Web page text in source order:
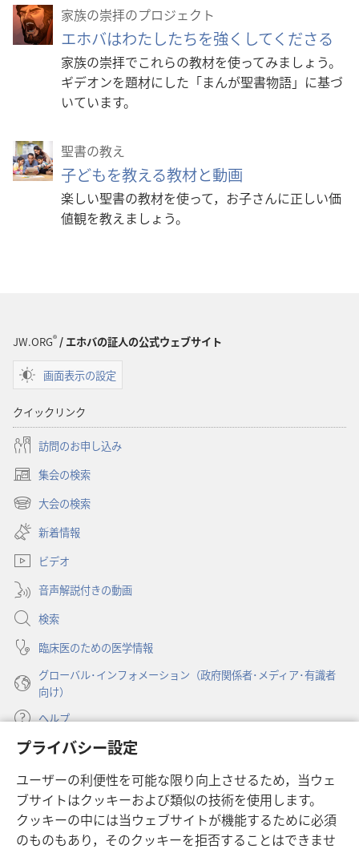
プライバシー設定
ユーザーの利便性を可能な限り向上させるため，当ウェ
ブサイトはクッキーおよび類似の技術を使用します。
クッキーの中には当ウェブサイトが機能するために必須
のものもあり，そのクッキーを拒否することはできませ
家族の崇拝のプロジェクト
エホバはわたしたちを強くしてくださる
家族の崇拝でこれらの教材を使ってみましょう。
ギデオンを題材にした「まんが聖書物語」に基づ
いています。
聖書の教え
子どもを教える教材と動画
楽しい聖書の教材を使って，お子さんに正しい価
値観を教えましょう。
JW.ORG®/ エホバの証人の公式ウェブサイト
画面表示の設定
クイックリンク
訪問のお申し込み
集会の検索
（新
し
タ
で
開
く）
大会の検索
（新
し
い
タ
ブ
で
開
く）
新着情報
ビデオ
音声解説付きの動画
検索
臨床医のための医学情報
グローバル･インフォメーション（政府関係者･メディア･有識者
向け）
ヘルプ
寄付
し
い
タ
ブ
で
ものみの塔 オンライン・ライブラリー
（新
し
い
JW Hub ®
（新